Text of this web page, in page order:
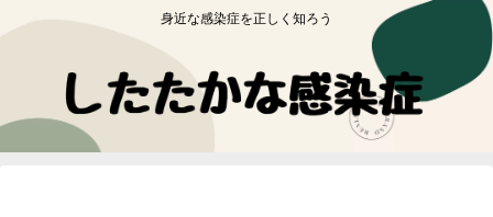
身近な感染症を正しく知ろう